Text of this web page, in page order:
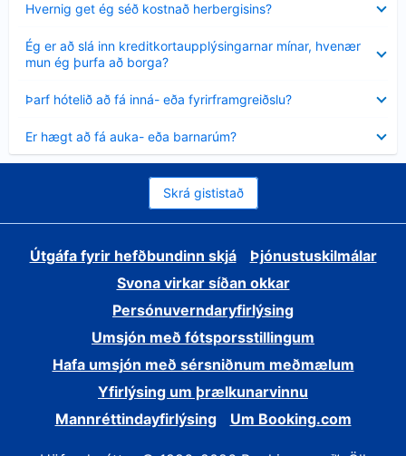
Hvernig get ég séð kostnað herbergisins?
sýnt
Ég er að slá inn kreditkortaupplýsingarnar mínar, hvenær
mun ég þurfa að borga?
Minna
sýnt
Þarf hótelið að fá inná- eða fyrirframgreiðslu?
sýnt
Er hægt að fá auka- eða barnarúm?
sýnt
Skrá gististað
Útgáfa fyrir hefðbundinn skjá
Þjónustuskilmálar
Svona virkar síðan okkar
Persónuverndaryfirlýsing
Umsjón með fótsporsstillingum
Hafa umsjón með sérsniðnum meðmælum
Yfirlýsing um þrælkunarvinnu
Mannréttindayfirlýsing
Um Booking.com